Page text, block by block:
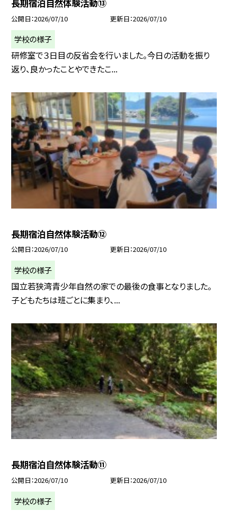
長期宿泊自然体験活動⑬
公開日 2026/07/10 更新日 2026/07/10
学校の様子
研修室で３日目の反省会を行いました。今日の活動を振り
返り、良かったことやできたこ...
長期宿泊自然体験活動⑫
公開日 2026/07/10 更新日 2026/07/10
学校の様子
国立若狭湾青少年自然の家での最後の食事となりました。
子どもたちは班ごとに集まり、...
長期宿泊自然体験活動⑪
公開日 2026/07/10 更新日 2026/07/10
学校の様子